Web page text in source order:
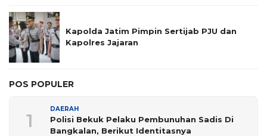
Kapolda Jatim Pimpin Sertijab PJU dan
Kapolres Jajaran
POS POPULER
1
DAERAH
Polisi Bekuk Pelaku Pembunuhan Sadis Di
Bangkalan, Berikut Identitasnya